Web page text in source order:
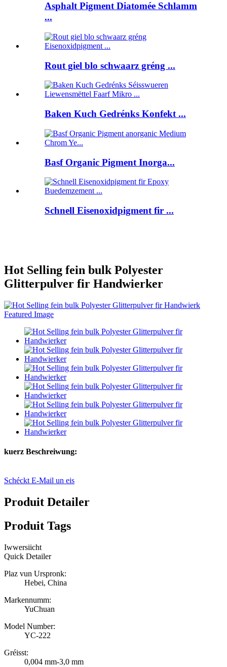
Asphalt Pigment Diatomée Schlamm
...
Rout giel blo schwaarz gréng ...
Baken Kuch Gedrénks Konfekt ...
Basf Organic Pigment Inorga...
Schnell Eisenoxidpigment fir ...
Hot Selling fein bulk Polyester
Glitterpulver fir Handwierker
kuerz Beschreiwung:
Schéckt E-Mail un eis
Produit Detailer
Produit Tags
Iwwersiicht
Quick Detailer
Plaz vun Urspronk:
Hebei, China
Markennumm:
YuChuan
Model Number:
YC-222
Gréisst:
0,004 mm-3,0 mm